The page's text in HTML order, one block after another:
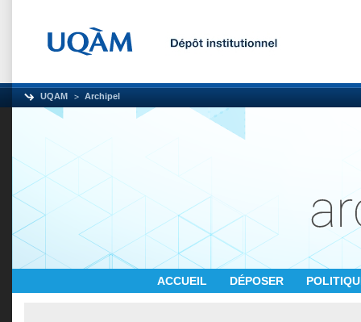
UQAM Archipel
ACCUEIL DÉPOSER